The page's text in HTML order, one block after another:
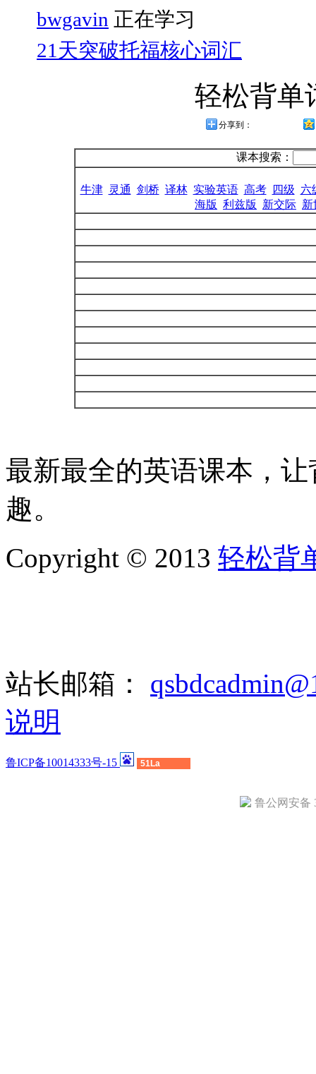
bwgavin 正在学习
21天突破托福核心词汇
轻松背单
分享到：
课本搜索：
牛津 灵通 剑桥 译林 实验英语 高考 四级 六
海版 利兹版 新交际 新
最新最全的英语课本，
趣。
Copyright © 2013 轻松背
站长邮箱：
说明
鲁ICP备10014333号-15 51La
鲁公网安备